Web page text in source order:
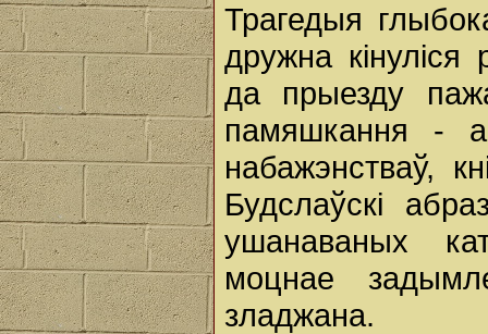
Трагедыя
дружна
да прыезду
памяшкання -
набажэнстваў,
Будслаўскі
ушанаваных
моцнае
зладжана.